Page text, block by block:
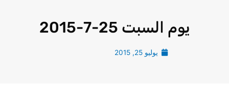
يوم السبت 25-7-2015
يوليو 25, 2015